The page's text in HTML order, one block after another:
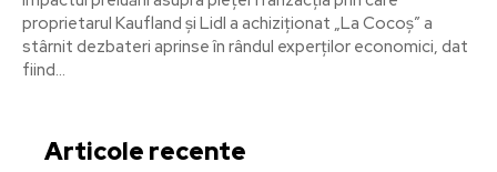
proprietarul Kaufland și Lidl a achiziționat „La Cocoș” a
stârnit dezbateri aprinse în rândul experților economici, dat
fiind...
Articole recente